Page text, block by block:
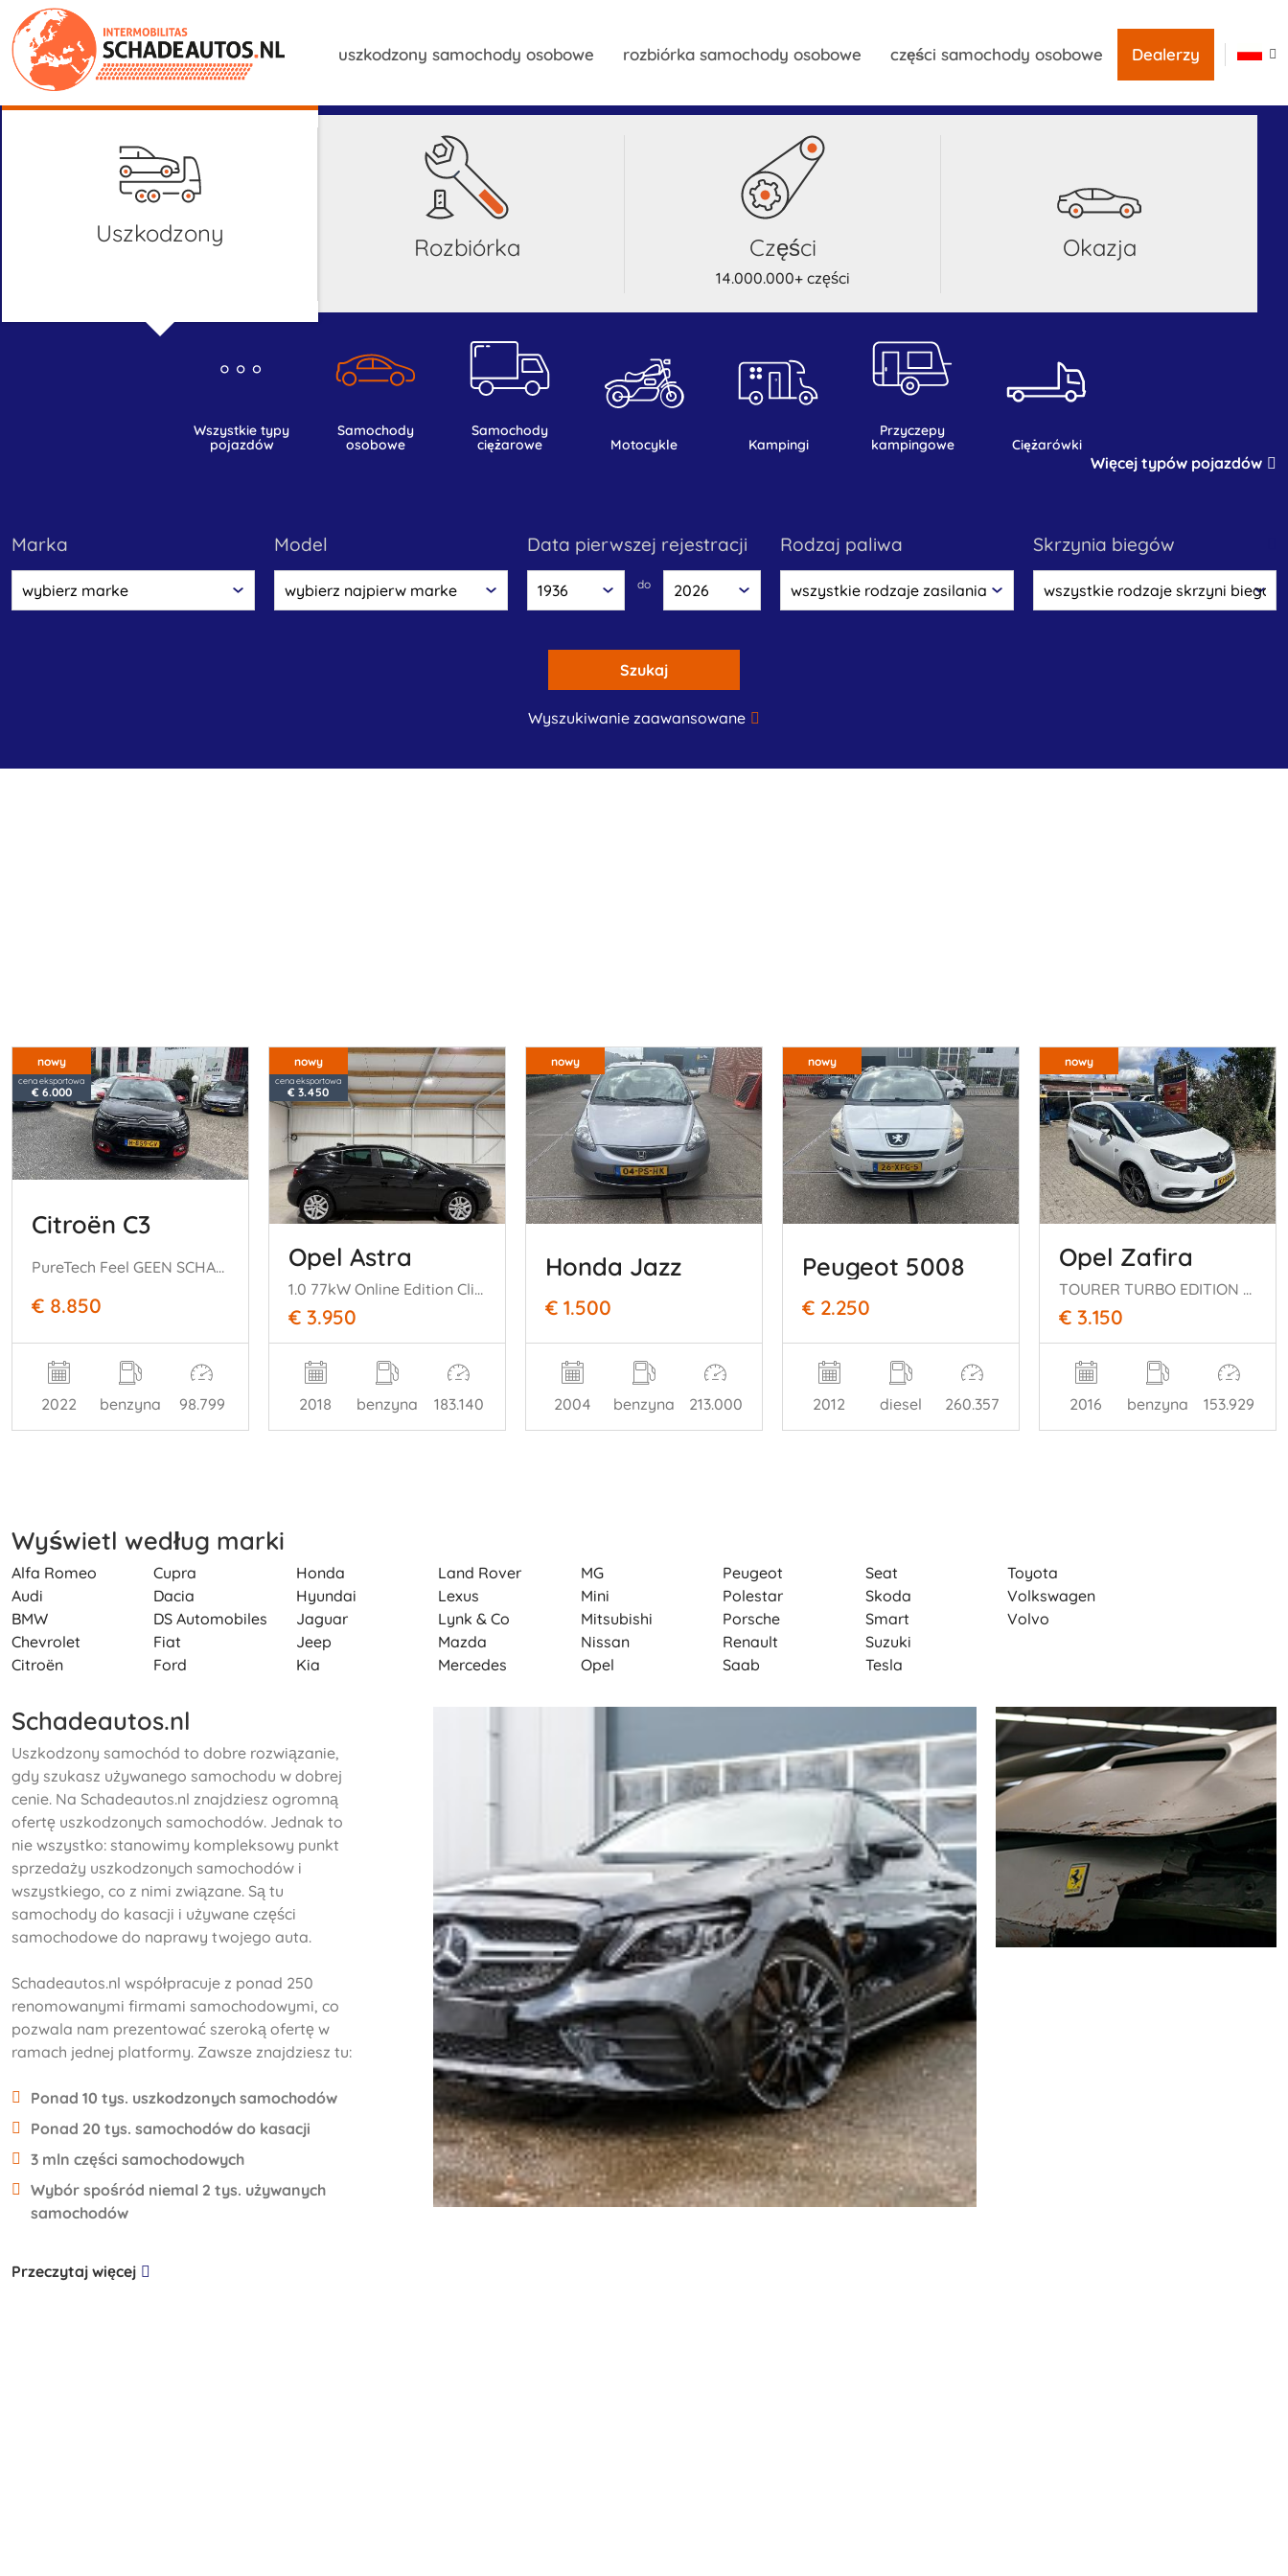
uszkodzony samochody osobowe rozbiórka samochody osobowe części samochody osobowe Dealerzy
uszkodzony rozbiórka części
14.000.000+ części
okazja
wszystkie typy
pojazdów
samochody
osobowe
samochody
ciężarowe
motocykle kampingi
przyczepy
kampingowe
ciężarówki
Więcej typów pojazdów
marka model data pierwszej rejestracji
do
rodzaj paliwa skrzynia biegów
Szukaj
Wyszukiwanie zaawansowane
nowy
cena eksportowa
€ 6.000
Citroën C3
PureTech Feel GEEN SCHADE
€ 8.850
2022 benzyna 98.799
nowy
cena eksportowa
€ 3.450
Opel Astra
1.0 77kW Online Edition Clima Navi
€ 3.950
2018 benzyna 183.140
nowy
Honda Jazz
€ 1.500
2004 benzyna 213.000
nowy
Peugeot 5008
€ 2.250
2012 diesel 260.357
nowy
Opel Zafira
TOURER TURBO EDITION 7P
€ 3.150
2016 benzyna 153.929
Wyświetl według marki
Alfa Romeo
Audi
BMW
Chevrolet
Citroën
Cupra
Dacia
DS Automobiles
Fiat
Ford
Honda
Hyundai
Jaguar
Jeep
Kia
Land Rover
Lexus
Lynk & Co
Mazda
Mercedes
MG
Mini
Mitsubishi
Nissan
Opel
Peugeot
Polestar
Porsche
Renault
Saab
Seat
Skoda
Smart
Suzuki
Tesla
Toyota
Volkswagen
Volvo
Schadeautos.nl
Uszkodzony samochód to dobre rozwiązanie,
gdy szukasz używanego samochodu w dobrej
cenie. Na Schadeautos.nl znajdziesz ogromną
ofertę uszkodzonych samochodów. Jednak to
nie wszystko: stanowimy kompleksowy punkt
sprzedaży uszkodzonych samochodów i
wszystkiego, co z nimi związane. Są tu
samochody do kasacji i używane części
samochodowe do naprawy twojego auta.
Schadeautos.nl współpracuje z ponad 250
renomowanymi firmami samochodowymi, co
pozwala nam prezentować szeroką ofertę w
ramach jednej platformy. Zawsze znajdziesz tu:
Ponad 10 tys. uszkodzonych samochodów
Ponad 20 tys. samochodów do kasacji
3 mln części samochodowych
Wybór spośród niemal 2 tys. używanych
samochodów
Przeczytaj więcej